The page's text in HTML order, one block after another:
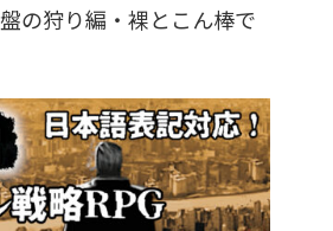
の狩り編・裸とこん棒で